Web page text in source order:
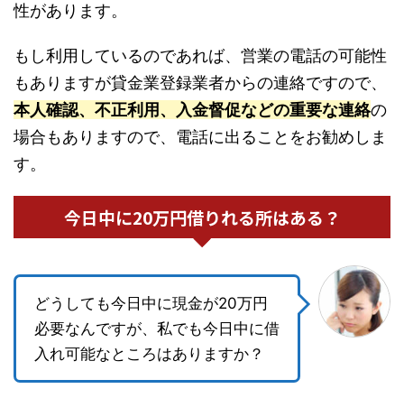
性があります。
もし利用しているのであれば、営業の電話の可能性
もありますが貸金業登録業者からの連絡ですので、
本人確認、不正利用、入金督促などの重要な連絡の
場合もありますので、電話に出ることをお勧めしま
す。
今日中に20万円借りれる所はある？
どうしても今日中に現金が20万円
必要なんですが、私でも今日中に借
入れ可能なところはありますか？